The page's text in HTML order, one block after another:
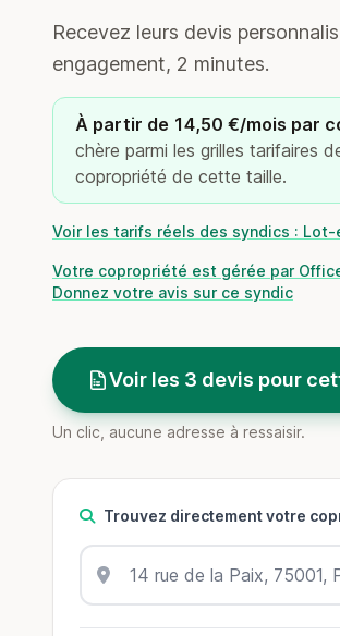
Recevez leurs devis
engagement, 2 minutes.
À partir de 14,50 €/mois par
chère parmi les grilles tarifaires
copropriété de cette taille.
Voir les tarifs réels des syndics : Lot-
Votre copropriété est gérée par
Donnez votre avis sur ce syndic
Voir les 3 devis pour
Un clic, aucune adresse à ressaisir.
Trouvez directement votre